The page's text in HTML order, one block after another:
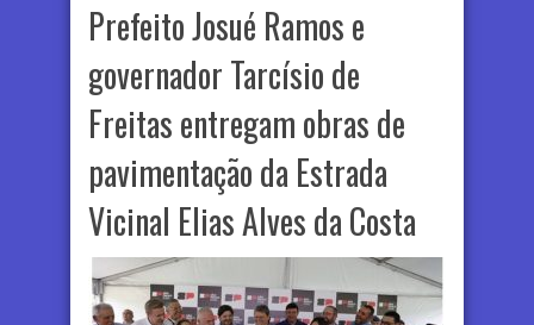
Prefeito Josué Ramos e
governador Tarcísio de
Freitas entregam obras de
pavimentação da Estrada
Vicinal Elias Alves da Costa